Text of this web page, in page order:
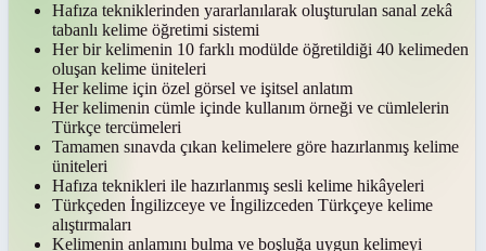
Hafıza tekniklerinden yararlanılarak oluşturulan sanal zekâ
tabanlı kelime öğretimi sistemi
Her bir kelimenin 10 farklı modülde öğretildiği 40 kelimeden
oluşan kelime üniteleri
Her kelime için özel görsel ve işitsel anlatım
Her kelimenin cümle içinde kullanım örneği ve cümlelerin
Türkçe tercümeleri
Tamamen sınavda çıkan kelimelere göre hazırlanmış kelime
üniteleri
Hafıza teknikleri ile hazırlanmış sesli kelime hikâyeleri
Türkçeden İngilizceye ve İngilizceden Türkçeye kelime
alıştırmaları
Kelimenin anlamını bulma ve boşluğa uygun kelimeyi